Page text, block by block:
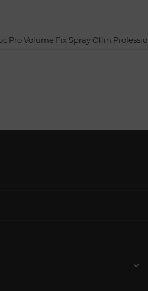
Pro Volume Fix Spray Ollin